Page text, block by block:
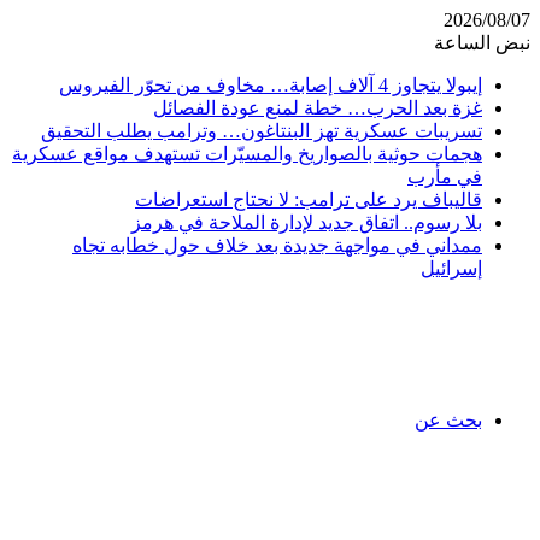
2026/08/07
نبض الساعة
إيبولا يتجاوز 4 آلاف إصابة… مخاوف من تحوّر الفيروس
غزة بعد الحرب… خطة لمنع عودة الفصائل
تسريبات عسكرية تهز البنتاغون… وترامب يطلب التحقيق
هجمات حوثية بالصواريخ والمسيّرات تستهدف مواقع عسكرية
في مأرب
قاليباف يرد على ترامب: لا نحتاج استعراضات
بلا رسوم.. اتفاق جديد لإدارة الملاحة في هرمز
ممداني في مواجهة جديدة بعد خلاف حول خطابه تجاه
إسرائيل
بحث عن